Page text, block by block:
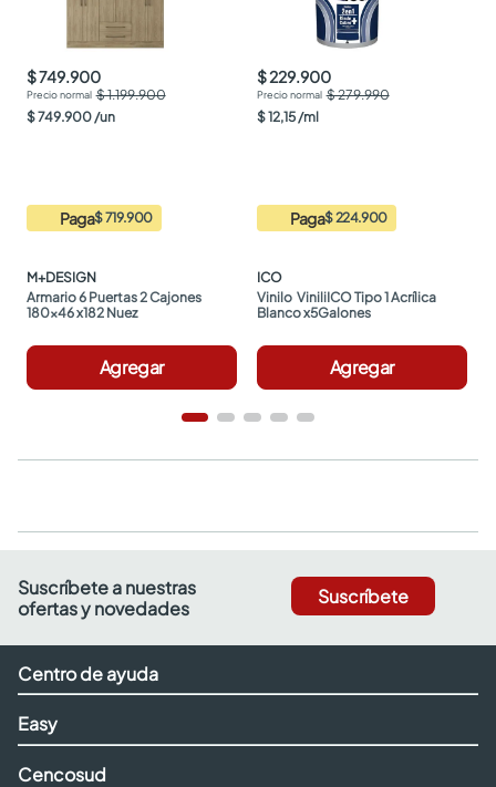
$ 749.900
$ 1.199.900
$749.900 /un
Paga$ 719.900
M+DESIGN
Armario 6 Puertas 2 Cajones
180x46 x182 Nuez
Agregar
$ 229.900
$ 279.990
$12,15 /ml
Paga$ 224.900
ICO
Vinilo  ViniliICO Tipo 1 Acrílica
Blanco x5Galones
Agregar
Suscríbete a nuestras
ofertas y novedades
Suscríbete
Centro de ayuda
Easy
Cencosud